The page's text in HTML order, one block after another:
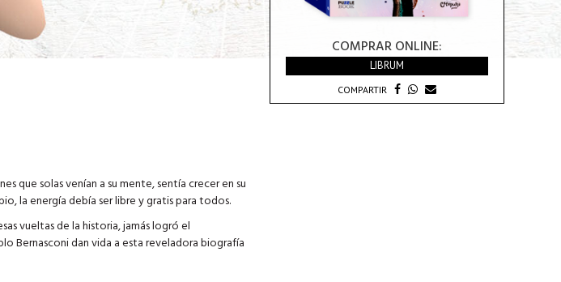
COMPRAR ONLINE:
LIBRUM
COMPARTIR
que solas venían a su mente, sentía crecer en su
la energía debía ser libre y gratis para todos.
vueltas de la historia, jamás logró el
Bernasconi dan vida a esta reveladora biografía